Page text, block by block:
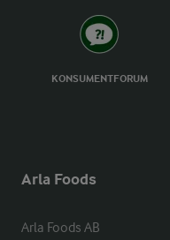
KONSUMENTFORUM
Arla Foods
Arla Foods AB